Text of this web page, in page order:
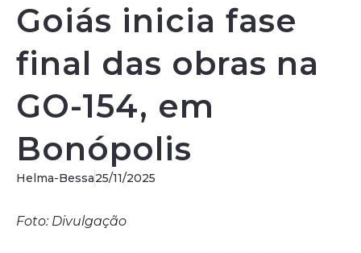
Goiás inicia fase
final das obras na
GO-154, em
Bonópolis
Helma-Bessa25/11/2025
Foto: Divulgação